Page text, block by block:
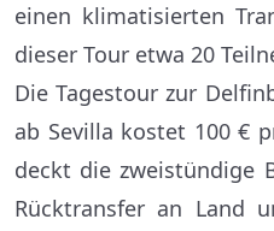
einen klimatisierten
dieser Tour etwa 20
Die Tagestour zur
ab Sevilla kostet 100 €
deckt die zweistündige
Rücktransfer an Land